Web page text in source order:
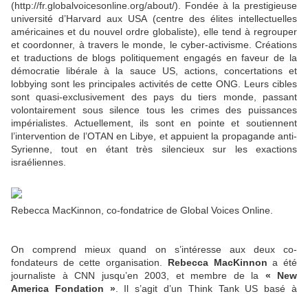
(http://fr.globalvoicesonline.org/about/). Fondée à la prestigieuse
université d’Harvard aux USA (centre des élites intellectuelles
américaines et du nouvel ordre globaliste), elle tend à regrouper
et coordonner, à travers le monde, le cyber-activisme. Créations
et traductions de blogs politiquement engagés en faveur de la
démocratie libérale à la sauce US, actions, concertations et
lobbying sont les principales activités de cette ONG. Leurs cibles
sont quasi-exclusivement des pays du tiers monde, passant
volontairement sous silence tous les crimes des puissances
impérialistes. Actuellement, ils sont en pointe et soutiennent
l’intervention de l’OTAN en Libye, et appuient la propagande anti-
Syrienne, tout en étant très silencieux sur les exactions
israéliennes.
Rebecca MacKinnon, co-fondatrice de Global Voices Online.
On comprend mieux quand on s’intéresse aux deux co-
fondateurs de cette organisation. Rebecca MacKinnon a été
journaliste à CNN jusqu’en 2003, et membre de la « New
America Fondation ». Il s’agit d’un Think Tank US basé à